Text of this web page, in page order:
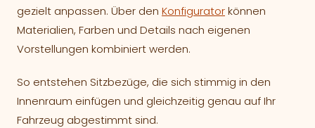
gezielt anpassen. Über den Konfiguratorkönnen
Materialien, Farben und Details nach eigenen
Vorstellungen kombiniert werden.
So entstehen Sitzbezüge, die sich stimmig in den
Innenraum einfügen und gleichzeitig genau auf Ihr
Fahrzeug abgestimmt sind.